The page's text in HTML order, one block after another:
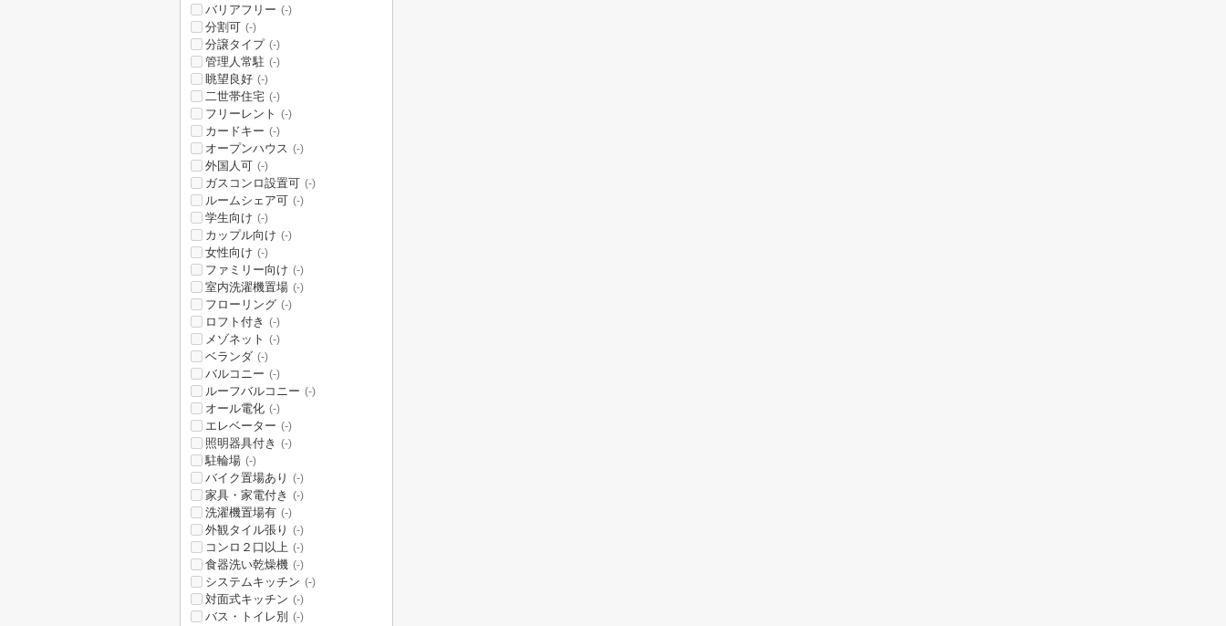
バリアフリー (-)
分割可 (-)
分譲タイプ (-)
管理人常駐 (-)
眺望良好 (-)
二世帯住宅 (-)
フリーレント (-)
カードキー (-)
オープンハウス (-)
外国人可 (-)
ガスコンロ設置可 (-)
ルームシェア可 (-)
学生向け (-)
カップル向け (-)
女性向け (-)
ファミリー向け (-)
室内洗濯機置場 (-)
フローリング (-)
ロフト付き (-)
メゾネット (-)
ベランダ (-)
バルコニー (-)
ルーフバルコニー (-)
オール電化 (-)
エレベーター (-)
照明器具付き (-)
駐輪場 (-)
バイク置場あり (-)
家具・家電付き (-)
洗濯機置場有 (-)
外観タイル張り (-)
コンロ２口以上 (-)
食器洗い乾燥機 (-)
システムキッチン (-)
対面式キッチン (-)
バス・トイレ別 (-)